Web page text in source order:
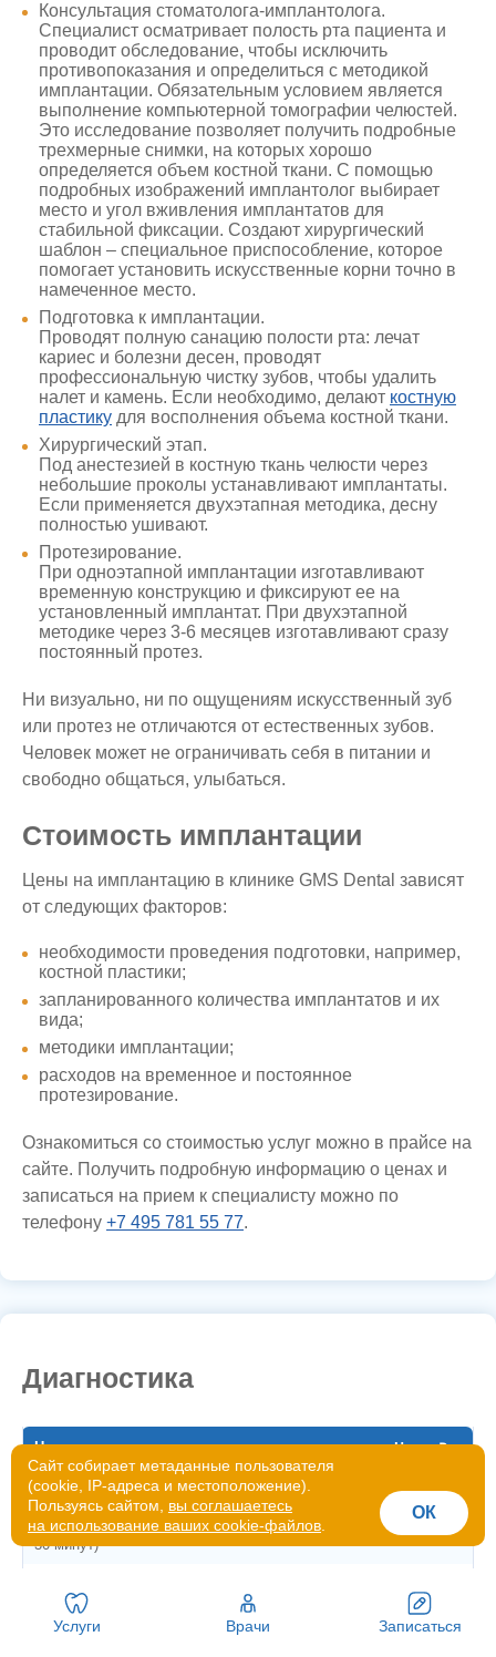
Консультация стоматолога-имплантолога.
Специалист осматривает полость рта пациента и
проводит обследование, чтобы исключить
противопоказания и определиться с методикой
имплантации. Обязательным условием является
выполнение компьютерной томографии челюстей.
Это исследование позволяет получить подробные
трехмерные снимки, на которых хорошо
определяется объем костной ткани. С помощью
подробных изображений имплантолог выбирает
место и угол вживления имплантатов для
стабильной фиксации. Создают хирургический
шаблон – специальное приспособление, которое
помогает установить искусственные корни точно в
намеченное место.
Подготовка к имплантации.
Проводят полную санацию полости рта: лечат
кариес и болезни десен, проводят
профессиональную чистку зубов, чтобы удалить
налет и камень. Если необходимо, делают костную
пластику для восполнения объема костной ткани.
Хирургический этап.
Под анестезией в костную ткань челюсти через
небольшие проколы устанавливают имплантаты.
Если применяется двухэтапная методика, десну
полностью ушивают.
Протезирование.
При одноэтапной имплантации изготавливают
временную конструкцию и фиксируют ее на
установленный имплантат. При двухэтапной
методике через 3-6 месяцев изготавливают сразу
постоянный протез.
Ни визуально, ни по ощущениям искусственный зуб
или протез не отличаются от естественных зубов.
Человек может не ограничивать себя в питании и
свободно общаться, улыбаться.
Стоимость имплантации
Цены на имплантацию в клинике GMS Dental зависят
от следующих факторов:
необходимости проведения подготовки, например,
костной пластики;
запланированного количества имплантатов и их
вида;
методики имплантации;
расходов на временное и постоянное
протезирование.
Ознакомиться со стоимостью услуг можно в прайсе на
сайте. Получить подробную информацию о ценах и
записаться на прием к специалисту можно по
телефону +7 495 781 55 77.
Диагностика
Название Цена, ₽
Базовая консультация стоматолога (до 30 минут) 3 500
Расширенная консультация стоматолога (свыше
30 минут)
8 500
30 минут)
5 000
Повторный осмотр стоматолога
Услуги Врачи Записаться
Сайт собирает метаданные пользователя
(cookie, IP-адреса и местоположение).
Пользуясь сайтом, вы соглашаетесь
на использование ваших cookie-файлов
ОК